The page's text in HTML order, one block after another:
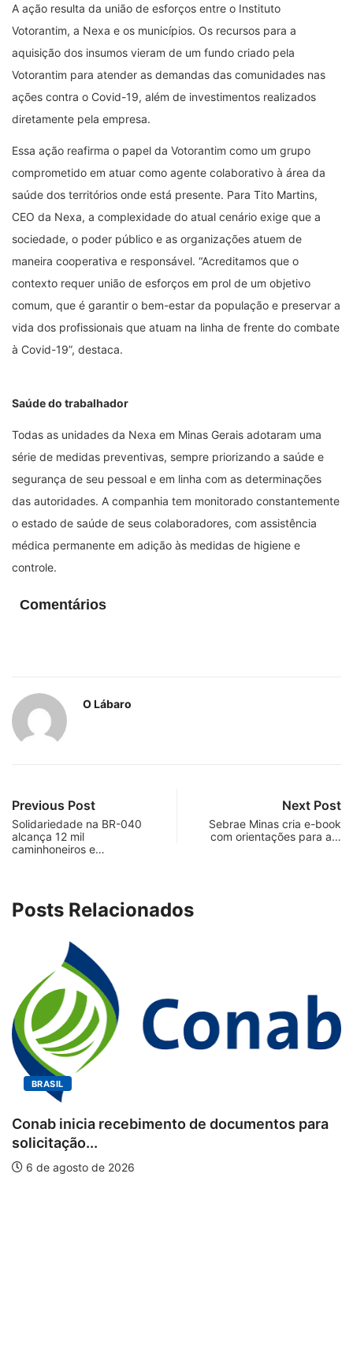
A ação resulta da união de esforços entre o Instituto
Votorantim, a Nexa e os municípios. Os recursos para a
aquisição dos insumos vieram de um fundo criado pela
Votorantim para atender as demandas das comunidades nas
ações contra o Covid-19, além de investimentos realizados
diretamente pela empresa.
Essa ação reafirma o papel da Votorantim como um grupo
comprometido em atuar como agente colaborativo à área da
saúde dos territórios onde está presente. Para Tito Martins,
CEO da Nexa, a complexidade do atual cenário exige que a
sociedade, o poder público e as organizações atuem de
maneira cooperativa e responsável. “Acreditamos que o
contexto requer união de esforços em prol de um objetivo
comum, que é garantir o bem-estar da população e preservar a
vida dos profissionais que atuam na linha de frente do combate
à Covid-19”, destaca.
Saúde do trabalhador
Todas as unidades da Nexa em Minas Gerais adotaram uma
série de medidas preventivas, sempre priorizando a saúde e
segurança de seu pessoal e em linha com as determinações
das autoridades. A companhia tem monitorado constantemente
o estado de saúde de seus colaboradores, com assistência
médica permanente em adição às medidas de higiene e
controle.
Comentários
O Lábaro
Previous Post
Solidariedade na BR-040
alcança 12 mil
caminhoneiros e…
Next Post
Sebrae Minas cria e-book
com orientações para a…
Posts Relacionados
BRASIL
Conab inicia recebimento de documentos para
solicitação...
6 de agosto de 2026